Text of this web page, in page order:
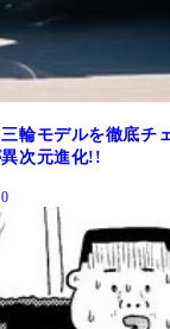
輪モデルを徹底
異次元進化!!